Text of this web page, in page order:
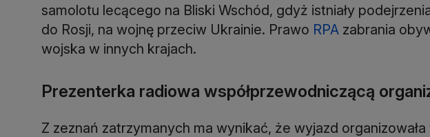
samolotu lecącego na Bliski Wschód, gdyż istniały
do Rosji, na wojnę przeciw Ukrainie. Prawo RPA zabrania
wojska w innych krajach.
Prezenterka radiowa współprzewodniczącą
Z zeznań zatrzymanych ma wynikać, że wyjazd